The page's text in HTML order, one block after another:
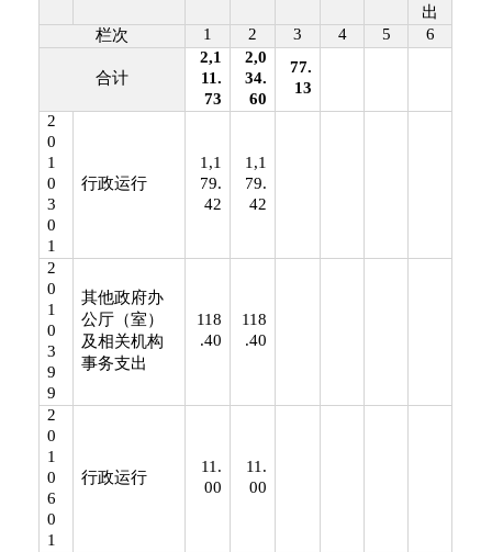
出
栏次 1 2 3 4 5 6
合计
2,1
11.
73
2,0
34.
60
77.
13
2
0
1
0
3
0
1
行政运行
1,1
79.
42
1,1
79.
42
2
0
1
0
3
9
9
其他政府办
公厅（室）
及相关机构
事务支出
118
.40
118
.40
2
0
1
0
6
0
1
行政运行
11.
00
11.
00